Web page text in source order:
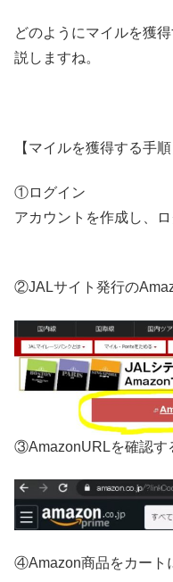
どのようにマイルを獲
説しますね。
【マイルを獲得する手順
①ログイン
アカウントを作成し、
②JALサイト発行の
③AmazonURLを確認す
④Amazon商品をカート